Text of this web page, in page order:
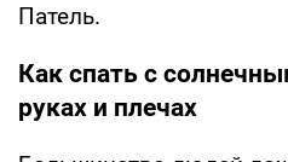
Патель.
Как спать с
руках и плечах